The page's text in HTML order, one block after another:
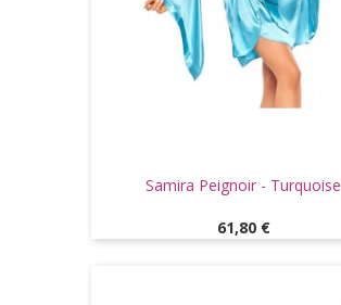
Samira Peignoir - Turquoise
Prix
61,80 €